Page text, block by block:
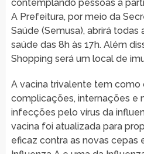
contemplando pessoas a
A Prefeitura, por meio da
Saúde (Semusa), abrirá todas
saúde das 8h às 17h. Além
Shopping será um local de
A vacina trivalente tem como
complicações, internações e
infecções pelo vírus da
vacina foi atualizada para
eficaz contra as novas cepas